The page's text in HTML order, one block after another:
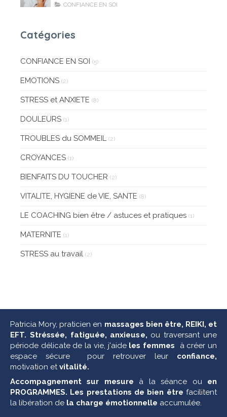
CONFIANCE EN SOI
Catégories
CONFIANCE EN SOI (5)
EMOTIONS (2)
STRESS et ANXIETE (8)
DOULEURS (1)
TROUBLES du SOMMEIL (2)
CROYANCES (1)
BIENFAITS DU TOUCHER (2)
VITALITE, HYGIENE de VIE, SANTE (8)
LE COACHING bien être / astuces et pratiques (1)
MATERNITE (1)
STRESS au travail (2)
Patricia Mory, praticien en massages bien être, REIKI, et
EFT. Stréssée, fatiguée, anxieuse, ou traversant une
période délicate de la vie, j'aide les femmes
à créer un
espace sécure pour retrouver leur confiance,
motivation etvitalité.
Accompagnement sur mesure à la séance ouen
PROGRAMMES. Les prestations de bien être facilitent
la libération de la charge émotionnelle accumulée.